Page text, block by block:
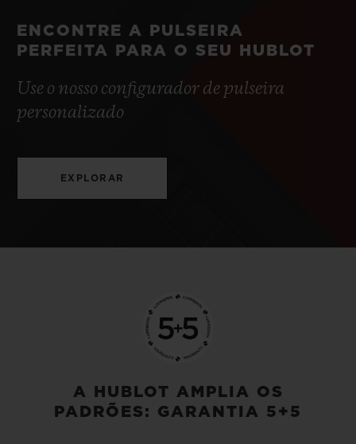
ENCONTRE A PULSEIRA
PERFEITA PARA O SEU HUBLOT
Use o nosso configurador de pulseira
personalizado
EXPLORAR
A HUBLOT AMPLIA OS
PADRÕES: GARANTIA 5+5